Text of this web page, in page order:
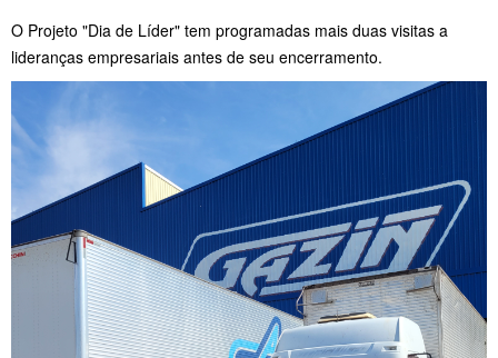
O Projeto "Dia de Líder" tem programadas mais duas visitas a
lideranças empresariais antes de seu encerramento.